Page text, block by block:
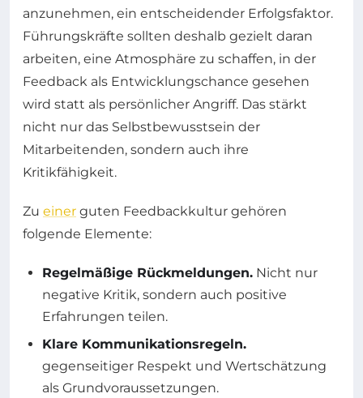
anzunehmen, ein entscheidender Erfolgsfaktor.
Führungskräfte sollten deshalb gezielt daran
arbeiten, eine Atmosphäre zu schaffen, in der
Feedback als Entwicklungschance gesehen
wird statt als persönlicher Angriff. Das stärkt
nicht nur das Selbstbewusstsein der
Mitarbeitenden, sondern auch ihre
Kritikfähigkeit.
Zu einer guten Feedbackkultur gehören
folgende Elemente:
Regelmäßige Rückmeldungen. Nicht nur
negative Kritik, sondern auch positive
Erfahrungen teilen.
Klare Kommunikationsregeln.
gegenseitiger Respekt und Wertschätzung
als Grundvoraussetzungen.